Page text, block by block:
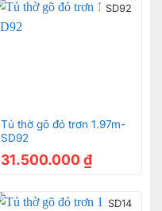
SD92
Tủ thờ gõ đỏ trơn 1.97m-
SD92
31.500.000 ₫
SD14